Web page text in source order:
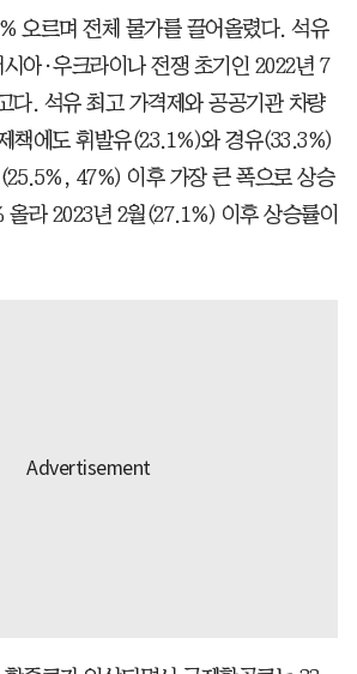
오르며 전체 물가를 끌어올렸다. 석유
아·우크라이나 전쟁 초기인 2022년 7
다. 석유 최고 가격제와 공공기관 차량
책에도 휘발유(23.1%)와 경유(33.3%)
47%) 이후 가장 큰 폭으로 상승
라 2023년 2월(27.1%) 이후 상승률이